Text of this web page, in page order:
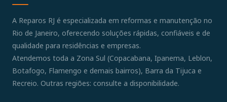
A Reparos RJ é especializada em reformas e manutenção no
Rio de Janeiro, oferecendo soluções rápidas, confiáveis e de
qualidade para residências e empresas.
Atendemos toda a Zona Sul (Copacabana, Ipanema, Leblon,
Botafogo, Flamengo e demais bairros), Barra da Tijuca e
Recreio. Outras regiões: consulte a disponibilidade.